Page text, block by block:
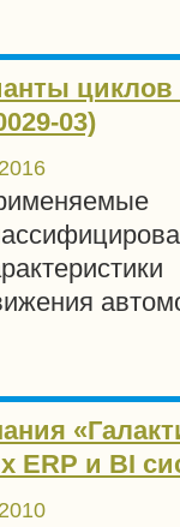
циклов
03)
ERP и BI